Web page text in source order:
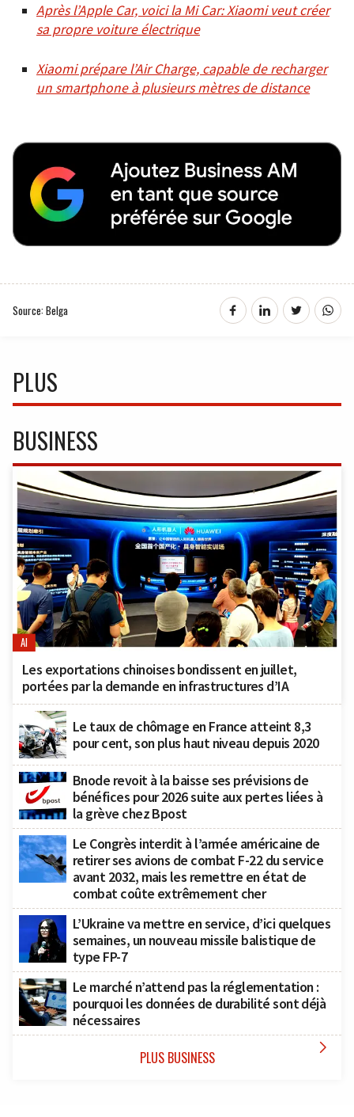
Après l’Apple Car, voici la Mi Car: Xiaomi veut créer
sa propre voiture électrique
Xiaomi prépare l’Air Charge, capable de recharger
un smartphone à plusieurs mètres de distance
Source: Belga
PLUS
BUSINESS
AI
Les exportations chinoises bondissent en juillet,
portées par la demande en infrastructures d’IA
Le taux de chômage en France atteint 8,3
pour cent, son plus haut niveau depuis 2020
Bnode revoit à la baisse ses prévisions de
bénéfices pour 2026 suite aux pertes liées à
la grève chez Bpost
Le Congrès interdit à l’armée américaine de
retirer ses avions de combat F-22 du service
avant 2032, mais les remettre en état de
combat coûte extrêmement cher
L’Ukraine va mettre en service, d’ici quelques
semaines, un nouveau missile balistique de
type FP-7
Le marché n’attend pas la réglementation :
pourquoi les données de durabilité sont déjà
nécessaires
PLUS BUSINESS 